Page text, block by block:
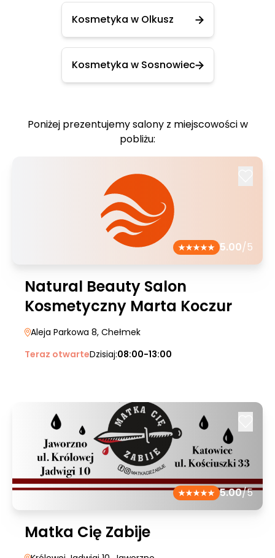
Kosmetyka w Olkusz
Kosmetyka w Sosnowiec
Poniżej prezentujemy salony z miejscowości w
pobliżu:
5.00/5
Natural Beauty Salon
Kosmetyczny Marta Koczur
Aleja Parkowa 8, Chełmek
Teraz otwarteDzisiaj:08:00-13:00
5.00/5
Matka Cię Zabije